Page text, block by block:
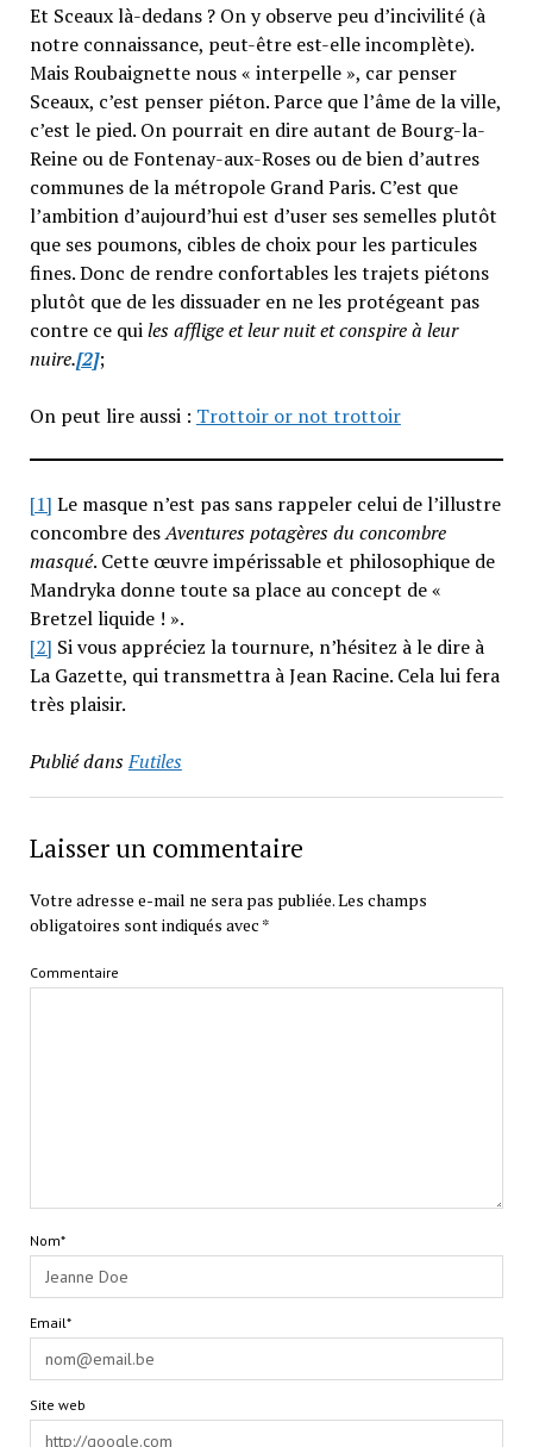
Et Sceaux là-dedans ? On y observe peu d’incivilité (à
notre connaissance, peut-être est-elle incomplète).
Mais Roubaignette nous « interpelle », car penser
Sceaux, c’est penser piéton. Parce que l’âme de la ville,
c’est le pied. On pourrait en dire autant de Bourg-la-
Reine ou de Fontenay-aux-Roses ou de bien d’autres
communes de la métropole Grand Paris. C’est que
l’ambition d’aujourd’hui est d’user ses semelles plutôt
que ses poumons, cibles de choix pour les particules
fines. Donc de rendre confortables les trajets piétons
plutôt que de les dissuader en ne les protégeant pas
contre ce quiles afflige et leur nuit et conspire à leur
nuire.[2];
On peut lire aussi : Trottoir or not trottoir
[1] Le masque n’est pas sans rappeler celui de l’illustre
concombre desAventures potagères du concombre
masqué. Cette œuvre impérissable et philosophique de
Mandryka donne toute sa place au concept de «
Bretzel liquide ! ».
[2] Si vous appréciez la tournure, n’hésitez à le dire à
La Gazette, qui transmettra à Jean Racine. Cela lui fera
très plaisir.
Publié dansFutiles
Laisser un commentaire
Votre adresse e-mail ne sera pas publiée.Les champs
obligatoires sont indiqués avec *
Commentaire
Nom*
Email*
Site web